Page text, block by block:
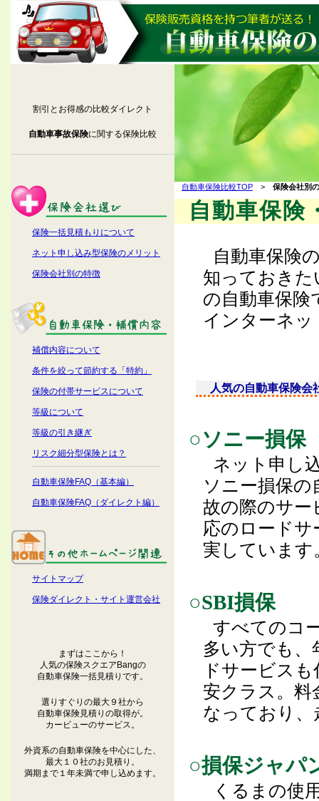
割引とお得感の比較ダイレクト
自動車事故保険に関する保険比較
保険一括見積もりについて
ネット申し込み型保険のメリット
保険会社別の特徴
補償内容について
条件を絞って節約する「特約」
保険の付帯サービスについて
等級について
等級の引き継ぎ
リスク細分型保険とは？
自動車保険FAQ（基本編）
自動車保険FAQ（ダイレクト編）
サイトマップ
保険ダイレクト・サイト運営会社
まずはここから！
人気の保険スクエアBangの
自動車保険一括見積りです。
選りすぐりの最大９社から
自動車保険見積りの取得が。
カービューのサービス。
外資系の自動車保険を中心にした、
最大１０社のお見積り。
満期まで１年未満で申し込めます。
自動車保険比較TOP > 保険会社別
自動車保険
自動車保険
知っておきた
の自動車保険
インターネ
人気の自動車保険会
○ソニー損保
ネット申し
ソニー損保
故の際のサー
応のロード
実しています
○SBI損保
すべてのコ
多い方でも、
ドサービス
安クラス。料
なっており、
○損保ジャパ
くるまの使